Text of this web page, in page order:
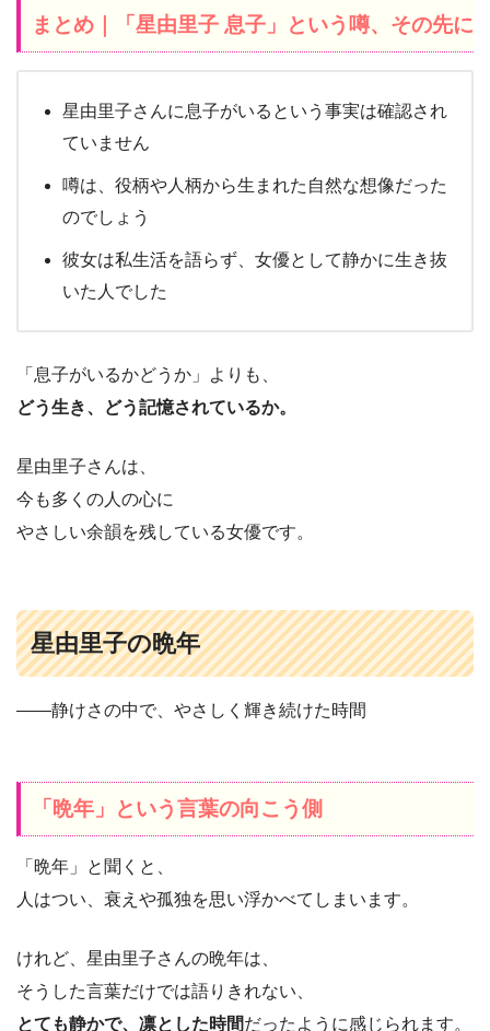
まとめ｜「星由里子 息子」という噂、その先に
星由里子さんに息子がいるという事実は確認され
ていません
噂は、役柄や人柄から生まれた自然な想像だった
のでしょう
彼女は私生活を語らず、女優として静かに生き抜
いた人でした
「息子がいるかどうか」よりも、
どう生き、どう記憶されているか。
星由里子さんは、
今も多くの人の心に
やさしい余韻を残している女優です。
星由里子の晩年
――静けさの中で、やさしく輝き続けた時間
「晩年」という言葉の向こう側
「晩年」と聞くと、
人はつい、衰えや孤独を思い浮かべてしまいます。
けれど、星由里子さんの晩年は、
そうした言葉だけでは語りきれない、
とても静かで、凛とした時間だったように感じられます。